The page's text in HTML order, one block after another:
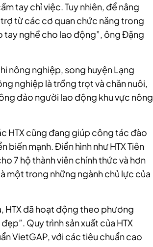
tay chỉ việc. Tuy nhiên, để nâng
từ các cơ quan chức năng trong
nghề cho lao động”, ông Đặng
nông nghiệp, song huyện Lạng
nghiệp là trồng trọt và chăn nuôi,
đảo người lao động khu vực nông
HTX cũng đang giúp công tác đào
mạnh. Điển hình như HTX Tiên
7 hộ thành viên chính thức và hơn
một trong những ngành chủ lực của
HTX đã hoạt động theo phương
Quy trình sản xuất của HTX
VietGAP, với các tiêu chuẩn cao